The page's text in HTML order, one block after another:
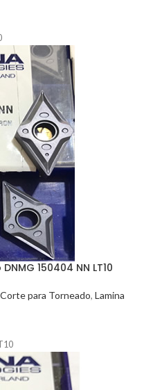
150404 NN LT10
para Torneado, Lamina